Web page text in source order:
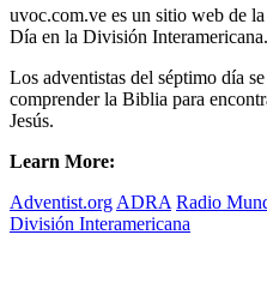
uvoc.com.ve es un sitio web de
Día en la División Interamericana.
Los adventistas del séptimo día
comprender la Biblia para
Jesús.
Learn More:
Adventist.org ADRA Radio
División Interamericana